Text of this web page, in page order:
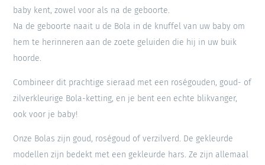
baby kent, zowel voor als na de geboorte.
Na de geboorte naait u de Bola in de knuffel van uw baby om
hem te herinneren aan de zoete geluiden die hij in uw buik
hoorde.
Combineer dit prachtige sieraad met een roségouden, goud- of
zilverkleurige Bola-ketting, en je bent een echte blikvanger,
ook voor je baby!
Onze Bolas zijn goud, roségoud of verzilverd. De gekleurde
modellen zijn bedekt met een gekleurde hars. Ze zijn allemaal